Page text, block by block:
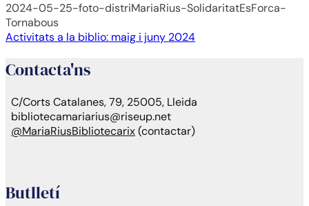
2024-05-25-foto-distriMariaRius-SolidaritatEsForca-
Tornabous
Navegación
de
Activitats a la biblio: maig i juny 2024
Contacta'ns
C/Corts Catalanes, 79, 25005, Lleida
bibliotecamariarius@riseup.net
@MariaRiusBibliotecarix(contactar)
Butlletí